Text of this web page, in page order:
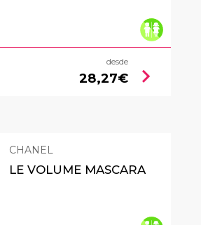
desde
28,27€ chevron_right
CHANEL
LE VOLUME MASCARA